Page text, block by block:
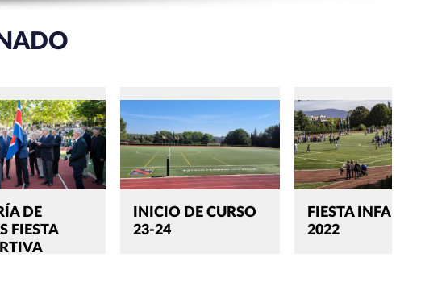
DE
FIESTA
INICIO DE CURSO
23-24
FIESTA INFANTIL
2022